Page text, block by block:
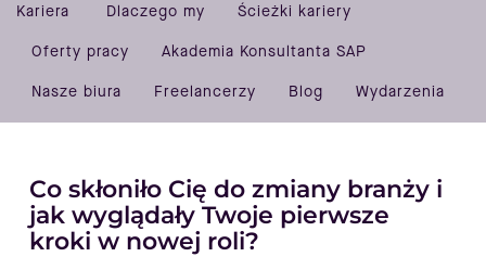
Kariera Dlaczego my
Ścieżki kariery
Oferty pracy
Akademia Konsultanta SAP
Nasze biura
Freelancerzy Blog Wydarzenia
Co skłoniło Cię do zmiany branży i
jak wyglądały Twoje pierwsze
kroki w nowej roli?